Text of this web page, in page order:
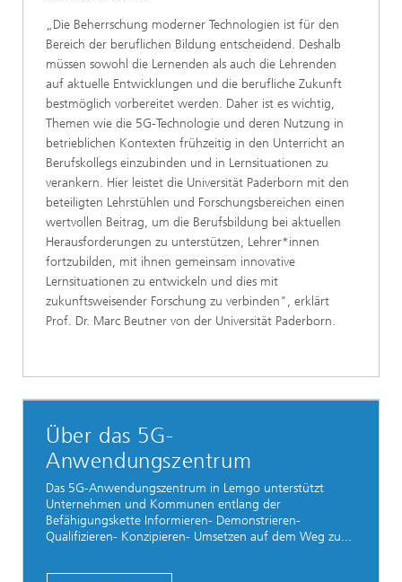
„Die Beherrschung moderner Technologien ist für den
Bereich der beruflichen Bildung entscheidend. Deshalb
müssen sowohl die Lernenden als auch die Lehrenden
auf aktuelle Entwicklungen und die berufliche Zukunft
bestmöglich vorbereitet werden. Daher ist es wichtig,
Themen wie die 5G-Technologie und deren Nutzung in
betrieblichen Kontexten frühzeitig in den Unterricht an
Berufskollegs einzubinden und in Lernsituationen zu
verankern. Hier leistet die Universität Paderborn mit den
beteiligten Lehrstühlen und Forschungsbereichen einen
wertvollen Beitrag, um die Berufsbildung bei aktuellen
Herausforderungen zu unterstützen, Lehrer*innen
fortzubilden, mit ihnen gemeinsam innovative
Lernsituationen zu entwickeln und dies mit
zukunftsweisender Forschung zu verbinden", erklärt
Prof. Dr. Marc Beutner von der Universität Paderborn.
Über das 5G-
Anwendungszentrum
Das 5G-Anwendungszentrum in Lemgo unterstützt
Unternehmen und Kommunen entlang der
Befähigungskette Informieren- Demonstrieren-
Qualifizieren- Konzipieren- Umsetzen auf dem Weg zu...